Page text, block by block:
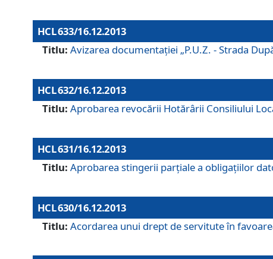
HCL 633/16.12.2013
Titlu: Avizarea documentaţiei „P.U.Z. - Strada
HCL 632/16.12.2013
Titlu: Aprobarea revocării Hotărârii Consiliului
HCL 631/16.12.2013
Titlu: Aprobarea stingerii parţiale a obligaţiilor
HCL 630/16.12.2013
Titlu: Acordarea unui drept de servitute în